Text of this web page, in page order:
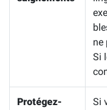
ne
Si
Protégez-
Si